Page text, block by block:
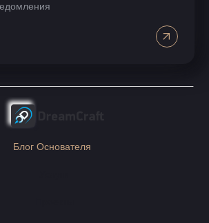
Блог Основателя